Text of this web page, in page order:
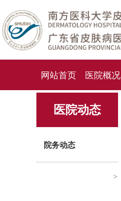
网站首页 医院概况
化妆品检测中心
医院动态
院务动态
>